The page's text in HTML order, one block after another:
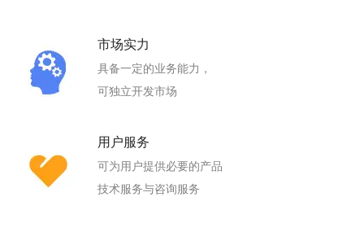
市场实力
具备一定的业务能力，
可独立开发市场
用户服务
可为用户提供必要的产品
技术服务与咨询服务